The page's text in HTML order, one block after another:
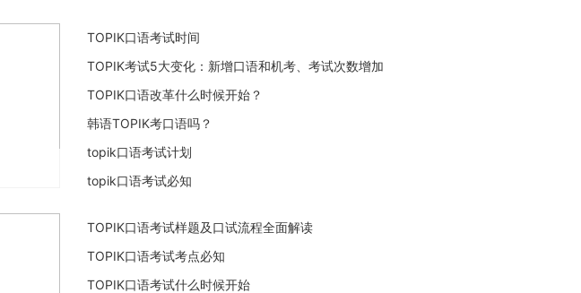
TOPIK口语考试时间
TOPIK考试5大变化：新增口语和机考、考试次数增加
TOPIK口语改革什么时候开始？
韩语TOPIK考口语吗？
topik口语考试计划
topik口语考试必知
TOPIK口语考试样题及口试流程全面解读
TOPIK口语考试考点必知
TOPIK口语考试什么时候开始